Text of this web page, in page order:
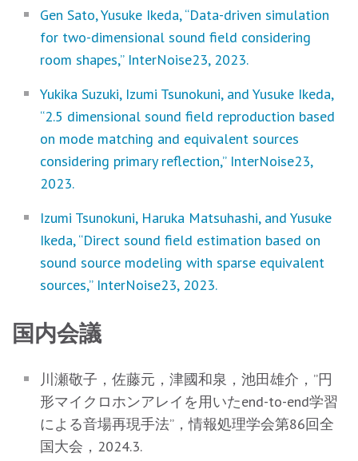
Gen Sato, Yusuke Ikeda, “Data-driven simulation
for two-dimensional sound field considering
room shapes,” InterNoise23, 2023.
Yukika Suzuki, Izumi Tsunokuni, and Yusuke Ikeda,
“2.5 dimensional sound field reproduction based
on mode matching and equivalent sources
considering primary reflection,” InterNoise23,
2023.
Izumi Tsunokuni, Haruka Matsuhashi, and Yusuke
Ikeda, “Direct sound field estimation based on
sound source modeling with sparse equivalent
sources,” InterNoise23, 2023.
国内会議
川瀬敬子，佐藤元，津國和泉，池田雄介，”円
形マイクロホンアレイを用いたend-to-end学習
による音場再現手法”，情報処理学会第86回全
国大会，2024.3.